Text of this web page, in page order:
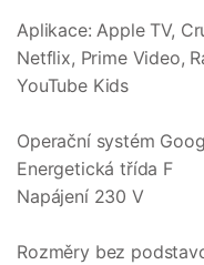
Aplikace: Apple TV,
Netflix, Prime Video,
YouTube Kids
Operační systém
Energetická třída F
Napájení 230 V
Rozměry bez